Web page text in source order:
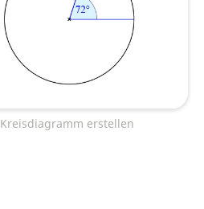
Kreisdiagramm erstellen